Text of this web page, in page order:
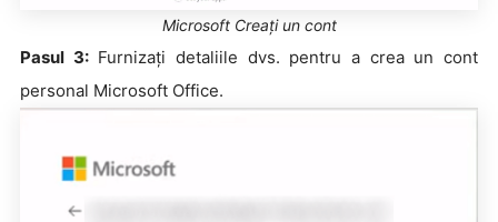
Microsoft Creați un cont
Pasul 3:Furnizați detaliile dvs. pentru a crea un cont
personal Microsoft Office.